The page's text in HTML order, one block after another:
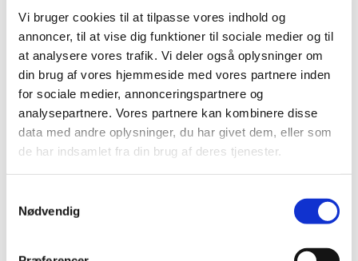
Vi bruger cookies til at tilpasse vores indhold og
annoncer, til at vise dig funktioner til sociale medier og til
at analysere vores trafik. Vi deler også oplysninger om
din brug af vores hjemmeside med vores partnere inden
for sociale medier, annonceringspartnere og
analysepartnere. Vores partnere kan kombinere disse
data med andre oplysninger, du har givet dem, eller som
de har indsamlet fra din brug af deres tjenester.
Nødvendig
På den måde kan du gøre selen mere personlig, da du
nemt kan skifte stripsne med andre.
Størrelsesvejledning:
Størrelsen er angivet efter hundens brystmål og hundens
vægt i kg:
BABY 1